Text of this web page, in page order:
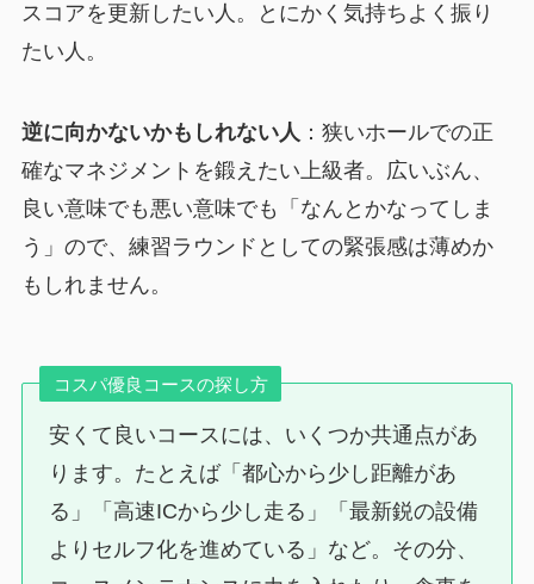
スコアを更新したい人。とにかく気持ちよく振り
たい人。
逆に向かないかもしれない人 ：狭いホールでの正
確なマネジメントを鍛えたい上級者。広いぶん、
良い意味でも悪い意味でも「なんとかなってしま
う」ので、練習ラウンドとしての緊張感は薄めか
もしれません。
コスパ優良コースの探し方
安くて良いコースには、いくつか共通点があ
ります。たとえば「都心から少し距離があ
る」「高速ICから少し走る」「最新鋭の設備
よりセルフ化を進めている」など。その分、